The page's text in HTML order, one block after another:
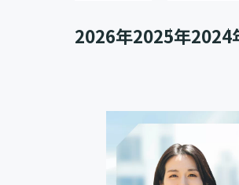
2026年2025年2024